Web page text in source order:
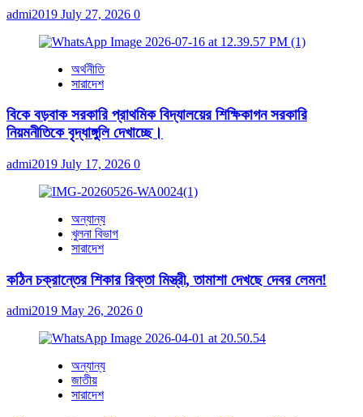
admi2019 July 27, 2026 0
অর্থনীতি
সারাদেশ
বিকে বড়বাক সরকারি প্রাথমিক বিদ্যালয়ের শিক্ষিকাগন সরকারি
নিয়মনীতিকে বৃদ্ধাঙ্গুলি দেখাচ্ছে।
admi2019 July 17, 2026 0
অন্যান্য
খুলনা বিভাগ
সারাদেশ
কঠিন চক্রান্তের শিকার রিক্তা মিস্ত্রী, তামাশা দেখছে দেবর লেমন!
admi2019 May 26, 2026 0
অন্যান্য
জাতীয়
সারাদেশ